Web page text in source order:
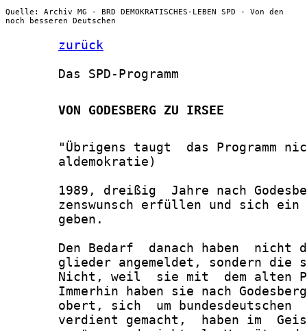
Quelle: Archiv MG - BRD DEMOKRATISCHES-LEBEN SPD - Von den
noch besseren Deutschen
zurück
       Das SPD-Programm
       VON GODESBERG ZU IRSEE